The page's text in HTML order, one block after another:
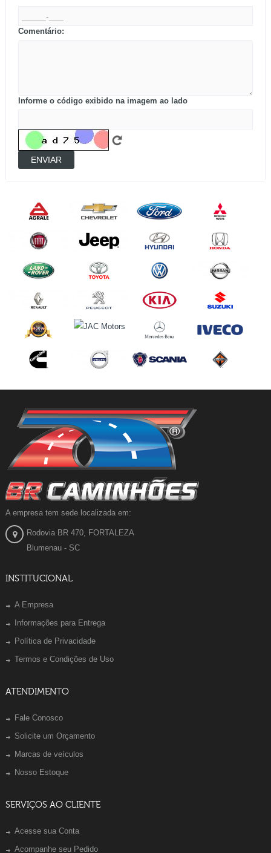
Comentário:
Informe o código exibido na imagem ao lado
ENVIAR
A empresa tem sede localizada em:
Rodovia BR 470, FORTALEZA
Blumenau - SC
INSTITUCIONAL
A Empresa
Informações para Entrega
Política de Privacidade
Termos e Condições de Uso
ATENDIMENTO
Fale Conosco
Solicite um Orçamento
Marcas de veículos
Nosso Estoque
SERVIÇOS AO CLIENTE
Acesse sua Conta
Acompanhe seu Pedido